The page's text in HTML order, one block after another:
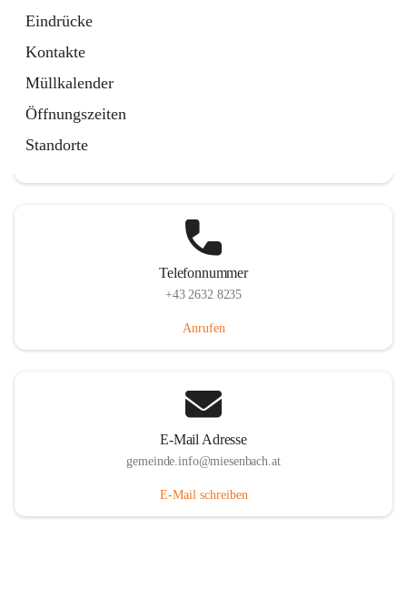
Eindrücke
Kontakte
Müllkalender
Öffnungszeiten
Standorte
Telefonnummer
+43 2632 8235
Anrufen
E-Mail Adresse
gemeinde.info@miesenbach.at
E-Mail schreiben